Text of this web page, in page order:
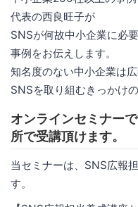
代表の西良旺子が
SNSが何故中小企業に必
事例をお伝えします。
知名度のない中小企業は
SNSを取り組むきっかけ
オンラインセミナー
所で受講頂けます。
当セミナーは、SNS広報
す。